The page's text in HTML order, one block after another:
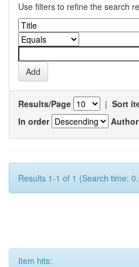
Use filters to refine the search
Results/Page | Sort
In order
Results 1-1 of 1 (Search time:
Item hits: